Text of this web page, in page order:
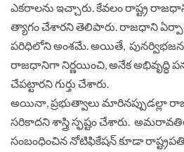
ఎకరాలను ఇచ్చారు. కేవలం రాష్ట్ర
త్యాగం చేశారని తెలిపారు. రాజధాని
పరిధిలోని అంశమే. అయితే,
రాజధానిగా నిర్ణయించి, అనేక అభివృద్ధి
చేపట్టారని గుర్తు చేశారు.
అయినా, ప్రభుత్వాలు మారినప్పుడల్లా
సరికాదని శాస్త్రి స్ఫష్టం చేశారు.
సంబంధించిన నోటిఫికేషన్‌ కూడా